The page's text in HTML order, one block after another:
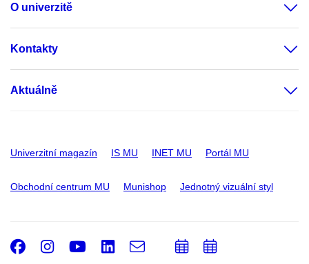
O univerzitě
Kontakty
Aktuálně
Univerzitní magazín IS MU INET MU Portál MU
Obchodní centrum MU Munishop Jednotný vizuální styl
Facebook
Instagram
Youtube
LinkedIn
e-
Email
PřidatPřidat